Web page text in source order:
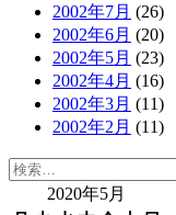
2002年7月 (26)
2002年6月 (20)
2002年5月 (23)
2002年4月 (16)
2002年3月 (11)
2002年2月 (11)
検
2020年5月